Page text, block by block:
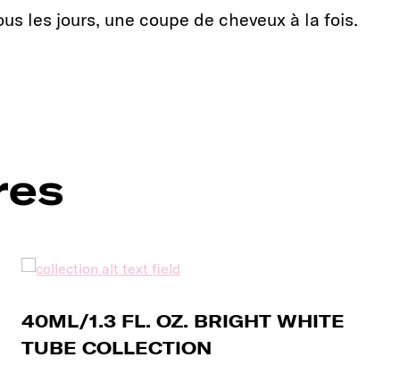
les jours, une coupe de cheveux à la fois.
40ML/1.3 FL. OZ. BRIGHT WHITE
TUBE COLLECTION